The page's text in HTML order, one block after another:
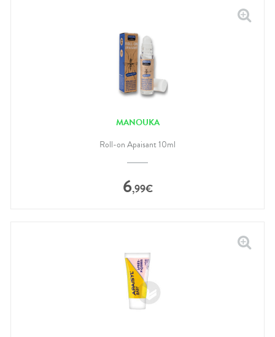
MANOUKA
Roll-on Apaisant 10ml
6,99€